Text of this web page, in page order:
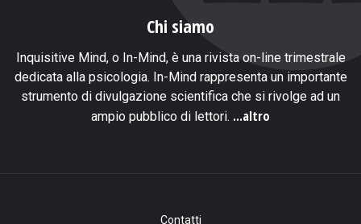
Chi siamo
Inquisitive Mind, o In-Mind, è una rivista on-line trimestrale
dedicata alla psicologia. In-Mind rappresenta un importante
strumento di divulgazione scientifica che si rivolge ad un
ampio pubblico di lettori. ...altro
Contatti